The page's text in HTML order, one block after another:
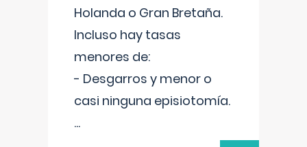
Holanda o Gran Bretaña.
Incluso hay tasas
menores de:
- Desgarros y menor o
casi ninguna episiotomía.
...